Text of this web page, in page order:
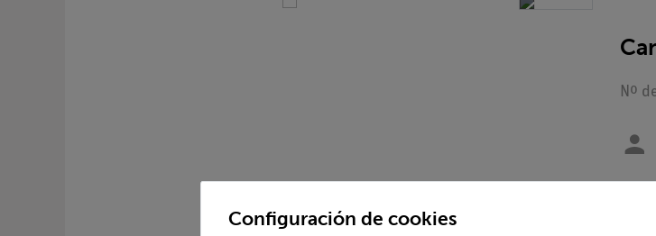
Nº
Configuración de cookies